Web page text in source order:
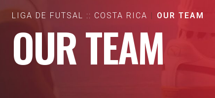
LIGA DE FUTSAL :: COSTA RICA OUR TEAM
OUR TEAM